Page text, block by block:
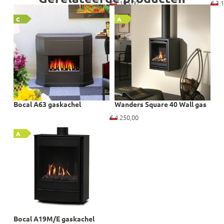
C
Bocal A63 gaskachel
€2.195,00
A
Wanders Square 40 Wall gas
€
A
Bocal A19M/E gaskachel
€4.250,00